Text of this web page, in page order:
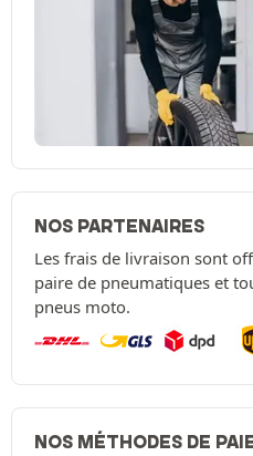
NOS PARTENAIRES
Les frais de livraison sont
paire de pneumatiques et
pneus moto.
NOS MÉTHODES DE